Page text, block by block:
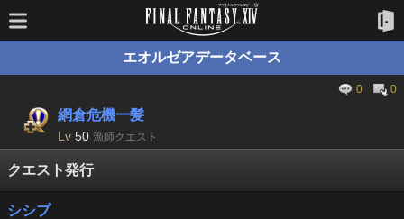
エオルゼアデータベース
0 0
網倉危機一髪
Lv 50 漁師クエスト
クエスト発行
シシプ